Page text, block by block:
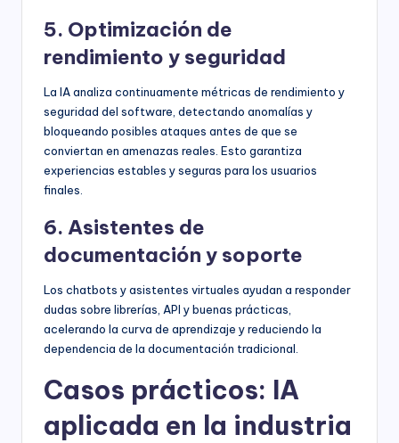
5. Optimización de
rendimiento y seguridad
La IA analiza continuamente métricas de rendimiento y
seguridad del software, detectando anomalías y
bloqueando posibles ataques antes de que se
conviertan en amenazas reales. Esto garantiza
experiencias estables y seguras para los usuarios
finales.
6. Asistentes de
documentación y soporte
Los chatbots y asistentes virtuales ayudan a responder
dudas sobre librerías, API y buenas prácticas,
acelerando la curva de aprendizaje y reduciendo la
dependencia de la documentación tradicional.
Casos prácticos: IA
aplicada en la industria